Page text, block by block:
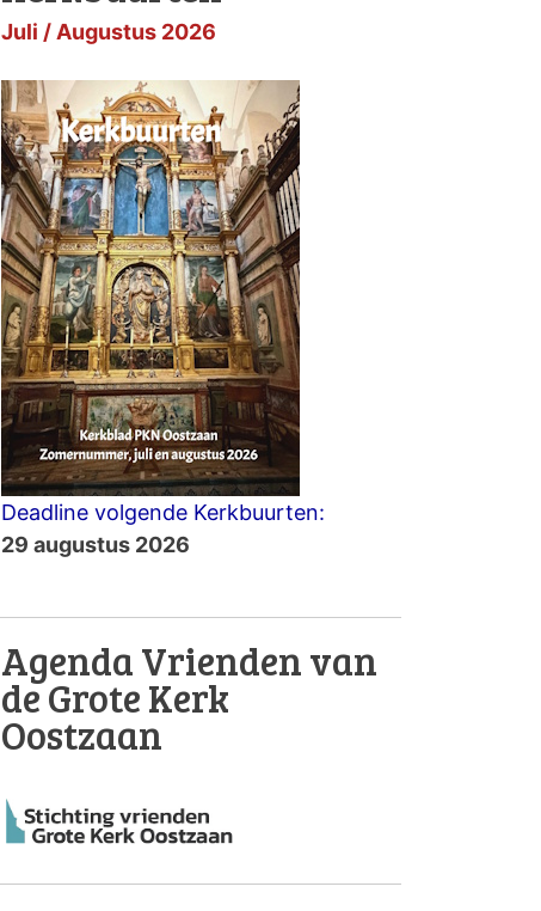
Juli / Augustus 2026
Deadline volgende Kerkbuurten:
29 augustus 2026
Agenda Vrienden van
de Grote Kerk
Oostzaan